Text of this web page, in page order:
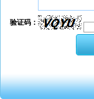
验证码：